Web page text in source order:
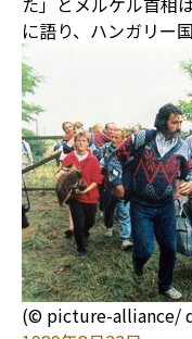
に語り、ハンガリー
(© picture-alliance/